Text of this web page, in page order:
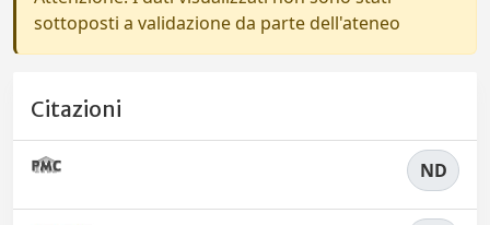
sottoposti a validazione da parte dell'ateneo
Citazioni
ND